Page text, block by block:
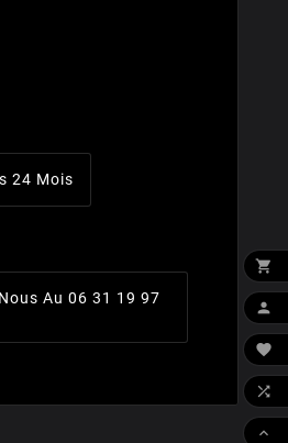
24 Mois
Au 06 31 19 97




